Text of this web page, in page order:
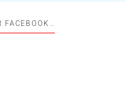
FACEBOOK…